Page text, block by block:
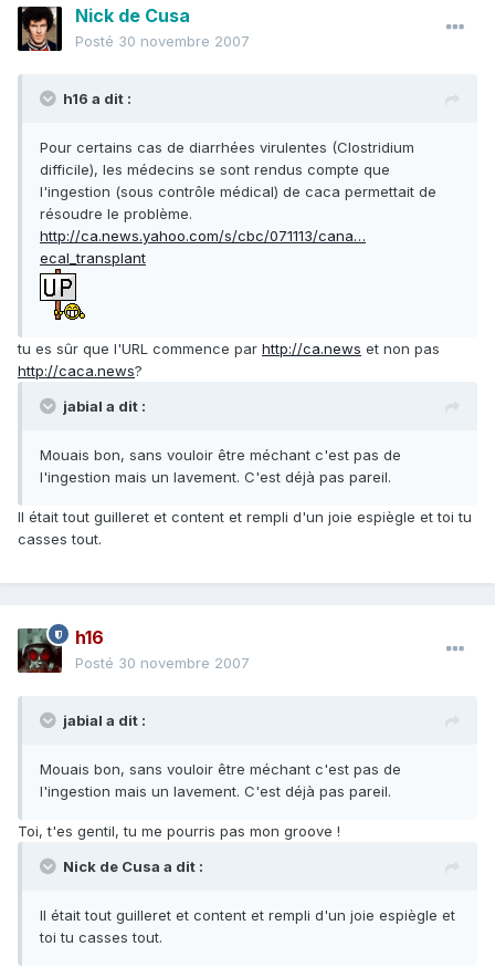
Nick de Cusa
Posté 30 novembre 2007
h16 a dit :
Pour certains cas de diarrhées virulentes (Clostridium
difficile), les médecins se sont rendus compte que
l'ingestion (sous contrôle médical) de caca permettait de
résoudre le problème.
http://ca.news.yahoo.com/s/cbc/071113/cana…
ecal_transplant
tu es sûr que l'URL commence par http://ca.news et non pas
http://caca.news?
jabial a dit :
Mouais bon, sans vouloir être méchant c'est pas de
l'ingestion mais un lavement. C'est déjà pas pareil.
Il était tout guilleret et content et rempli d'un joie espiègle et toi tu
casses tout.
h16
Posté 30 novembre 2007
jabial a dit :
Mouais bon, sans vouloir être méchant c'est pas de
l'ingestion mais un lavement. C'est déjà pas pareil.
Toi, t'es gentil, tu me pourris pas mon groove !
Nick de Cusa a dit :
Il était tout guilleret et content et rempli d'un joie espiègle et
toi tu casses tout.